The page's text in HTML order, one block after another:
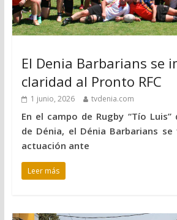
El Denia Barbarians se
claridad al Pronto RFC
1 junio, 2026 tvdenia.com
En el campo de Rugby “Tío
de Dénia, el Dénia Barbarians
actuación ante
Leer más